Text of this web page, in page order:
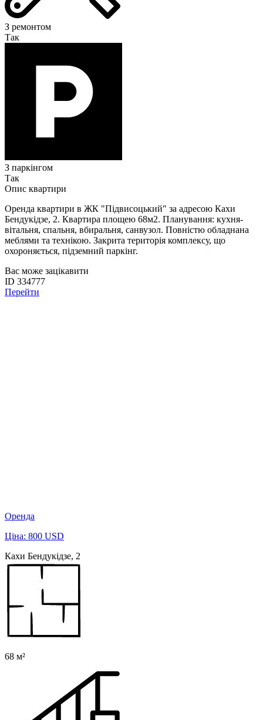
З ремонтом
Так
З паркінгом
Так
Опис квартири
Оренда квартири в ЖК "Підвисоцький" за адресою Кахи
Бендукідзе, 2. Квартира площею 68м2. Планування: кухня-
вітальня, спальня, вбиральня, санвузол. Повністю обладнана
меблями та технікою. Закрита територія комплексу, що
охороняється, підземний паркінг.
Вас може зацікавити
ID 334777
Перейти
Оренда
Ціна: 800 USD
Кахи Бендукідзе, 2
68 м²